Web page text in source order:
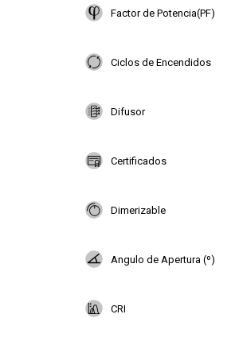
Factor de Potencia(PF)
Ciclos de Encendidos
Difusor
Certificados
Dimerizable
Angulo de Apertura (º)
CRI